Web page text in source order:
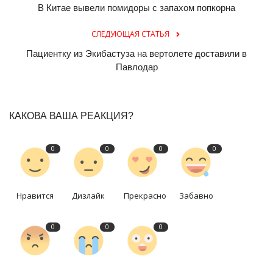
В Китае вывели помидоры с запахом попкорна
СЛЕДУЮЩАЯ СТАТЬЯ
Пациентку из Экибастуза на вертолете доставили в
Павлодар
КАКОВА ВАША РЕАКЦИЯ?
0
Нравится
0
Дизлайк
0
Прекрасно
0
Забавно
0 0 0